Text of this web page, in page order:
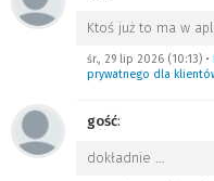
Ktoś już to ma w
śr., 29 lip 2026 (10:13) •
prywatnego dla
gość:
dokładnie …